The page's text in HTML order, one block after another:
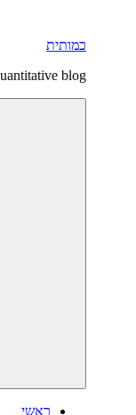
כמותית
blog
ראשי